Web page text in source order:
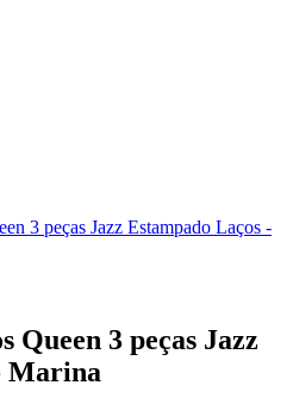
3 peças Jazz Estampado Laços -
Queen 3 peças Jazz
Marina